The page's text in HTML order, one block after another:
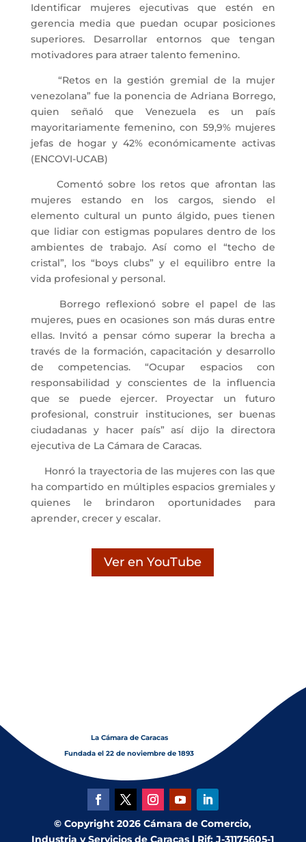
Identificar mujeres ejecutivas que estén en
gerencia media que puedan ocupar posiciones
superiores. Desarrollar entornos que tengan
motivadores para atraer talento femenino.
“Retos en la gestión gremial de la mujer
venezolana” fue la ponencia de Adriana Borrego,
quien señaló que Venezuela es un país
mayoritariamente femenino, con 59,9% mujeres
jefas de hogar y 42% económicamente activas
(ENCOVI-UCAB)
Comentó sobre los retos que afrontan las
mujeres estando en los cargos, siendo el
elemento cultural un punto álgido, pues tienen
que lidiar con estigmas populares dentro de los
ambientes de trabajo. Así como el “techo de
cristal”, los “boys clubs” y el equilibro entre la
vida profesional y personal.
Borrego reflexionó sobre el papel de las
mujeres, pues en ocasiones son más duras entre
ellas. Invitó a pensar cómo superar la brecha a
través de la formación, capacitación y desarrollo
de competencias. “Ocupar espacios con
responsabilidad y conscientes de la influencia
que se puede ejercer. Proyectar un futuro
profesional, construir instituciones, ser buenas
ciudadanas y hacer país” así dijo la directora
ejecutiva de La Cámara de Caracas.
Honró la trayectoria de las mujeres con las que
ha compartido en múltiples espacios gremiales y
quienes le brindaron oportunidades para
aprender, crecer y escalar.
Ver en YouTube
La Cámara de Caracas
Fundada el 22 de noviembre de 1893
© Copyright 2026 Cámara de Comercio,
Industria y Servicios de Caracas | Rif: J-31175605-1